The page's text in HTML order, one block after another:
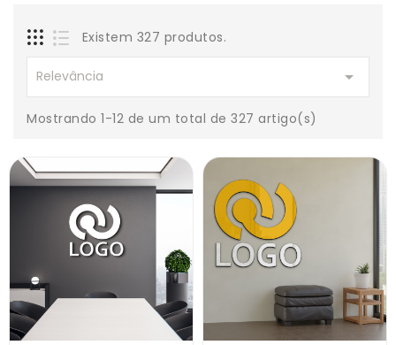
Existem 327 produtos.
Relevância 
Mostrando 1-12 de um total de 327 artigo(s)